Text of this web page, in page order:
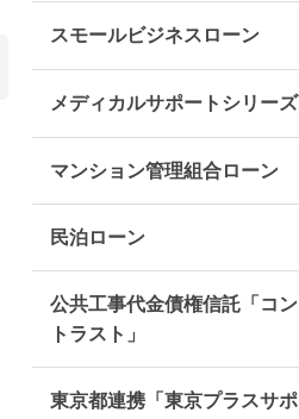
スモールビジネスローン
メディカルサポートシリーズ
マンション管理組合ローン
民泊ローン
公共工事代金債権信託「コン
トラスト」
東京都連携「東京プラスサポ